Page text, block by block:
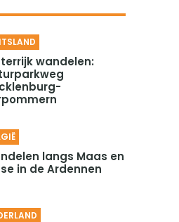
wandelen:
langs Maas en
in de Ardennen